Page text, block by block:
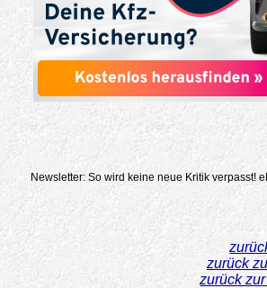
Newsletter: So wird keine neue Kritik verpasst!
zurück
zurück